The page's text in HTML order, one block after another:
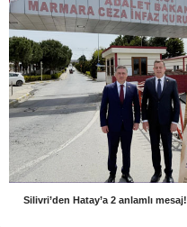
Silivri’den Hatay’a 2 anlamlı mesaj!